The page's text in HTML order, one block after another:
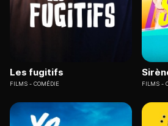
Les fugitifs
FILMS COMÉDIE FILMS